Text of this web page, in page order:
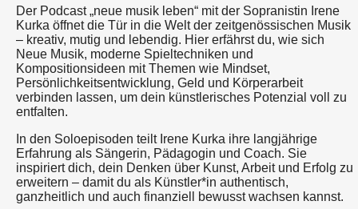
Der Podcast „neue musik leben“ mit der Sopranistin Irene
Kurka öffnet die Tür in die Welt der zeitgenössischen Musik
– kreativ, mutig und lebendig. Hier erfährst du, wie sich
Neue Musik, moderne Spieltechniken und
Kompositionsideen mit Themen wie Mindset,
Persönlichkeitsentwicklung, Geld und Körperarbeit
verbinden lassen, um dein künstlerisches Potenzial voll zu
entfalten.
In den Soloepisoden teilt Irene Kurka ihre langjährige
Erfahrung als Sängerin, Pädagogin und Coach. Sie
inspiriert dich, dein Denken über Kunst, Arbeit und Erfolg zu
erweitern – damit du als Künstler*in authentisch,
ganzheitlich und auch finanziell bewusst wachsen kannst.